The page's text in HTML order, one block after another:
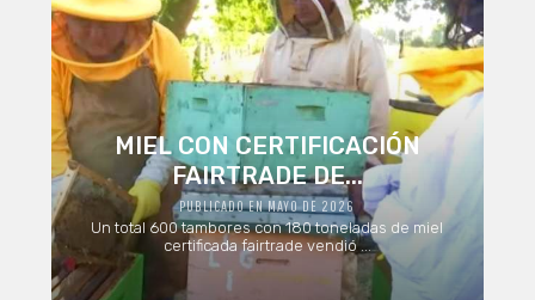
MIEL CON CERTIFICACIÓN
FAIRTRADE DE...
PUBLICADO EN MAYO DE 2026
Un total 600 tambores con 180 toneladas de miel
certificada fairtrade vendió ...